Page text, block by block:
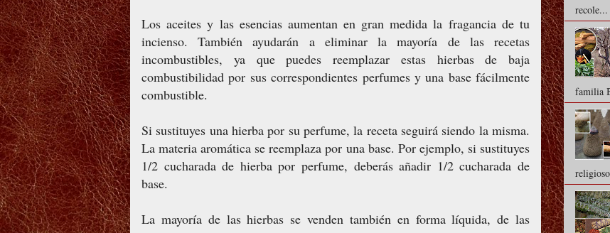
Los aceites y las esencias aumentan en gran medida la fragancia de tu
incienso. También ayudarán a eliminar la mayoría de las recetas
incombustibles, ya que puedes reemplazar estas hierbas de baja
combustibilidad por sus correspondientes perfumes y una base fácilmente
combustible.
Si sustituyes una hierba por su perfume, la receta seguirá siendo la misma.
La materia aromática se reemplaza por una base. Por ejemplo, si sustituyes
1/2 cucharada de hierba por perfume, deberás añadir 1/2 cucharada de
base.
La mayoría de las hierbas se venden también en forma líquida, de las
recole...
familia